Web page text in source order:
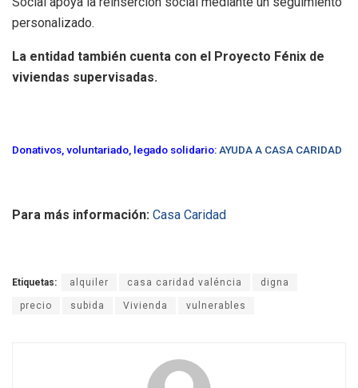
personalizado.
La entidad también cuenta con el Proyecto Fénix de
viviendas supervisadas.
Donativos, voluntariado, legado solidario: AYUDA A CASA CARIDAD
Para más información: Casa Caridad
Etiquetas: alquiler casa caridad valéncia digna
precio subida Vivienda vulnerables